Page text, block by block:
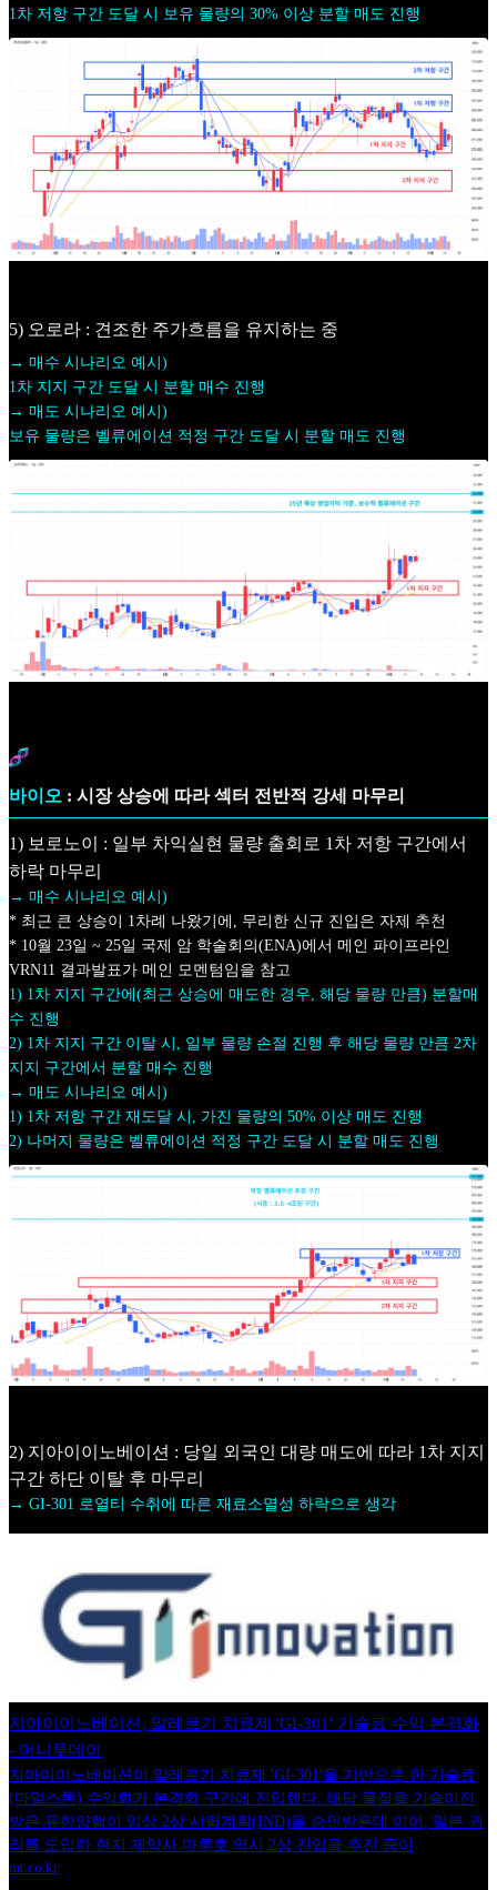
1차 저항 구간 도달 시 보유 물량의 30% 이상 분할 매도 진행
5) 오로라 : 견조한 주가흐름을 유지하는 중
→ 매수 시나리오 예시)
1차 지지 구간 도달 시 분할 매수 진행
→ 매도 시나리오 예시)
보유 물량은 벨류에이션 적정 구간 도달 시 분할 매도 진행
바이오 : 시장 상승에 따라 섹터 전반적 강세 마무리
1) 보로노이 : 일부 차익실현 물량 출회로 1차 저항 구간에서
하락 마무리
→ 매수 시나리오 예시)
* 최근 큰 상승이 1차례 나왔기에, 무리한 신규 진입은 자제 추천
* 10월 23일 ~ 25일 국제 암 학술회의(ENA)에서 메인 파이프라인
VRN11 결과발표가 메인 모멘텀임을 참고
1) 1차 지지 구간에(최근 상승에 매도한 경우, 해당 물량 만큼) 분할매
수 진행
2) 1차 지지 구간 이탈 시, 일부 물량 손절 진행 후 해당 물량 만큼 2차
지지 구간에서 분할 매수 진행
→ 매도 시나리오 예시)
1) 1차 저항 구간 재도달 시, 가진 물량의 50% 이상 매도 진행
2) 나머지 물량은 벨류에이션 적정 구간 도달 시 분할 매도 진행
2) 지아이이노베이션 : 당일 외국인 대량 매도에 따라 1차 지지
구간 하단 이탈 후 마무리
→ GI-301 로열티 수취에 따른 재료소멸성 하락으로 생각
지아이이노베이션, 알레르기 치료제 'GI-301' 기술료 수익 본격화
- 머니투데이
지아이이노베이션이 알레르기 치료제 'GI-301'을 기반으로 한 기술료
(마일스톤) 수익화가 본격화 구간에 진입했다. 해당 물질을 기술이전
받은 유한양행이 임상 2상 시험계획(IND)을 승인받은데 이어, 일본 권
리를 도입한 현지 제약사 마루호 역시 2상 진입을 추진 중이
mt.co.kr